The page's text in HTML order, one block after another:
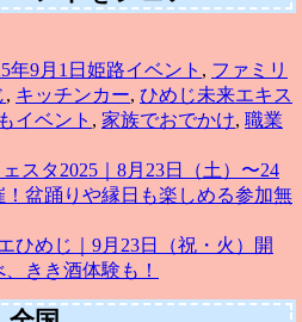
年9月1日 カ
テ
ゴ
ー
姫路イベント , ファミリ
, キッチンカー, ひめじ未来エキス
イベント , 家族でおでかけ, 職業
スタ2025｜8月23日（土）〜24
盆踊りや縁日も楽しめる参加無
ひめじ｜9月23日（祝・火）開
きき酒体験も！